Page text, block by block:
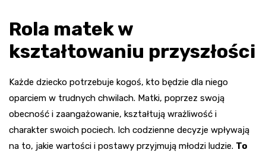
Rola matek w
kształtowaniu przyszłości
Każde dziecko potrzebuje kogoś, kto będzie dla niego
oparciem w trudnych chwilach. Matki, poprzez swoją
obecność i zaangażowanie, kształtują wrażliwość i
charakter swoich pociech. Ich codzienne decyzje wpływają
na to, jakie wartości i postawy przyjmują młodzi ludzie. To